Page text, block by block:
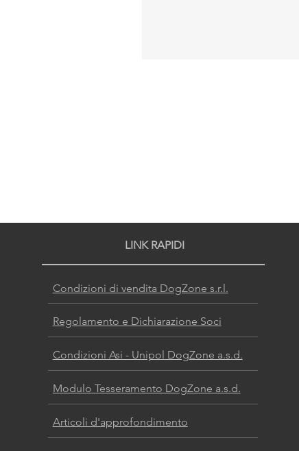
LINK RAPIDI
Condizioni di vendita DogZone s.r.l.
Regolamento e Dichiarazione Soci
Condizioni Asi - Unipol DogZone a.s.d.
Modulo Tesseramento DogZone a.s.d.
Articoli d'approfondimento